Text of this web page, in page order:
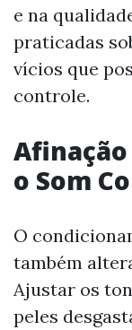
e na
praticadas
vícios que
controle.
o Som
O
também
Ajustar os
peles